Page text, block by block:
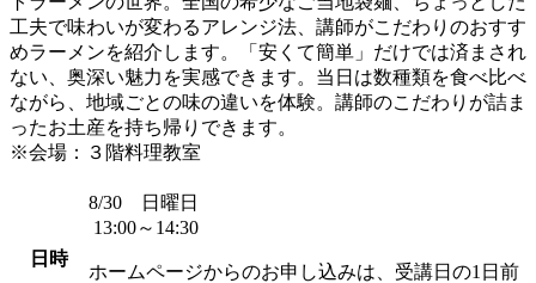
工夫で味わいが変わるアレンジ法、講師がこだわりのおすす
めラーメンを紹介します。「安くて簡単」だけでは済まされ
ない、奥深い魅力を実感できます。当日は数種類を食べ比べ
ながら、地域ごとの味の違いを体験。講師のこだわりが詰ま
ったお土産を持ち帰りできます。
※会場：３階料理教室
日時
8/30 日曜日
13:00～14:30
ホームページからのお申し込みは、受講日の1日前